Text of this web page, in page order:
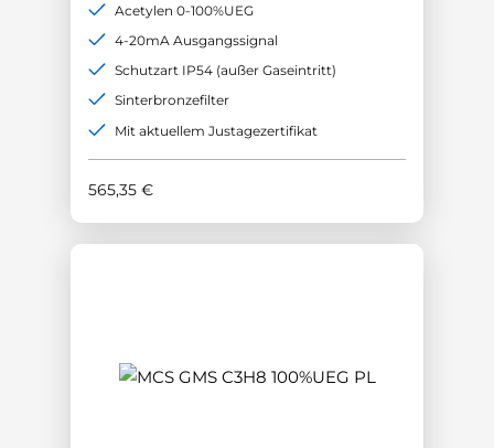
565,35 €
Acetylen 0-100%UEG
4-20mA Ausgangssignal
Schutzart IP54 (außer Gaseintritt)
Sinterbronzefilter
Mit aktuellem Justagezertifikat